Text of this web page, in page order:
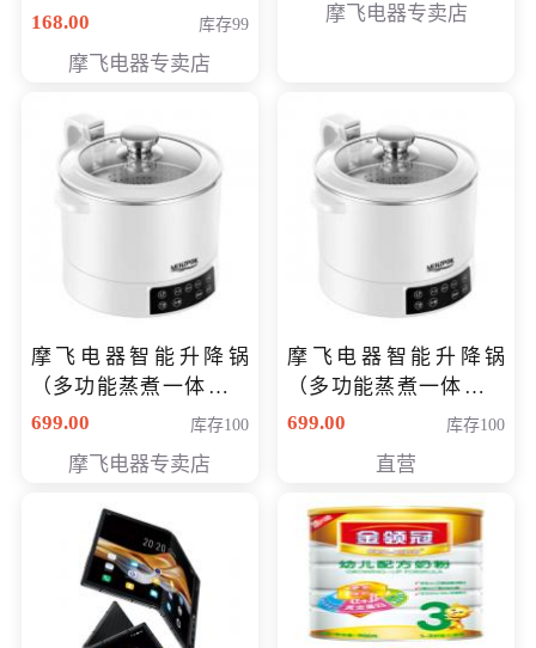
168.00
库存99
摩飞电器专卖店
摩飞电器专卖店
摩飞电器智能升降锅
（多功能蒸煮一体锅）
（智能升降养生锅） 会
699.00 库存100
摩飞电器专卖店
摩飞电器智能升降锅
（多功能蒸煮一体锅）
（智能升降养生锅） 会
699.00 库存100
直营